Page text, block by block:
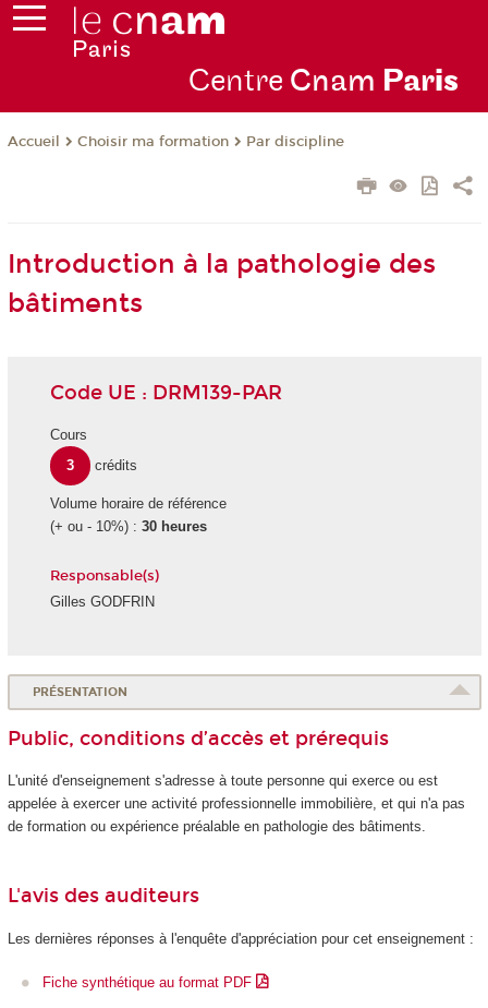
Centre Cnam Paris
Accueil Choisir ma formation Par discipline
Introduction à la pathologie des
bâtiments
Code UE : DRM139-PAR
Cours
3
crédits
Volume horaire de référence
(+ ou - 10%) : 30 heures
Responsable(s)
Gilles GODFRIN
PRÉSENTATION
Public, conditions d’accès et prérequis
L'unité d'enseignements'adresse à toute personne qui exerce ou est
appelée à exercer une activité professionnelle immobilière, et qui n'a pas
de formation ou expérience préalable en pathologie des bâtiments.
L'avis des auditeurs
Les dernières réponses à l'enquête d'appréciation pour cet enseignement :
Fiche synthétique au format PDF